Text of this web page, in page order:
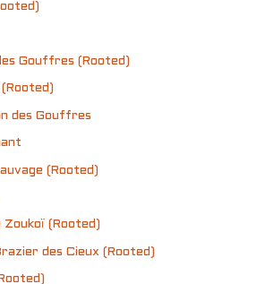
Gouffres (Rooted)
des Gouffres
(Rooted)
Zoukoï (Rooted)
des Cieux (Rooted)